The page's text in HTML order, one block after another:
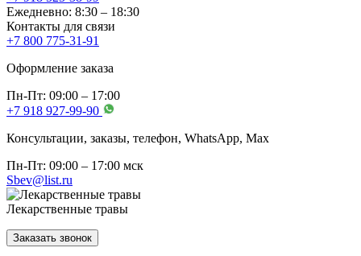
Ежедневно: 8:30 – 18:30
Контакты для связи
+7 800 775-31-91
Оформление заказа
Пн-Пт: 09:00 – 17:00
+7 918 927-99-90
Консультации, заказы, телефон, WhatsApp, Мах
Пн-Пт: 09:00 – 17:00 мск
Sbev@list.ru
Лекарственные травы
Заказать звонок